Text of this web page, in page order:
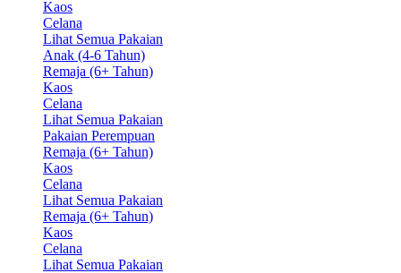
Kaos
Celana
Lihat Semua Pakaian
Anak (4-6 Tahun)
Remaja (6+ Tahun)
Kaos
Celana
Lihat Semua Pakaian
Pakaian Perempuan
Remaja (6+ Tahun)
Kaos
Celana
Lihat Semua Pakaian
Remaja (6+ Tahun)
Kaos
Celana
Lihat Semua Pakaian